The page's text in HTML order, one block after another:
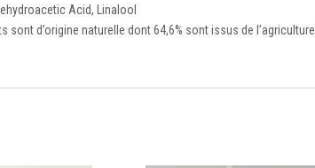
Acid, Linalool
d’origine naturelle dont 64,6% sont issus de l’agriculture